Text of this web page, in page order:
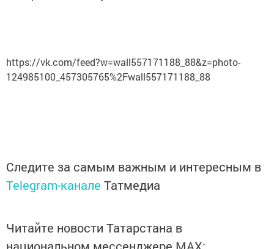
https://vk.com/feed?w=wall557171188_88&z=photo-
124985100_457305765%2Fwall557171188_88
Следите за самым важным и интересным в
Telegram-канале Татмедиа
Читайте новости Татарстана в